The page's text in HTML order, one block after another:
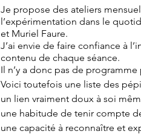
Je propose des ateliers
l’expérimentation dans le
et Muriel Faure.
J’ai envie de faire confiance à
contenu de chaque séance.
Il n’y a donc pas de
Voici toutefois une liste des
un lien vraiment doux à soi
une habitude de tenir compte
une capacité à reconnaître et